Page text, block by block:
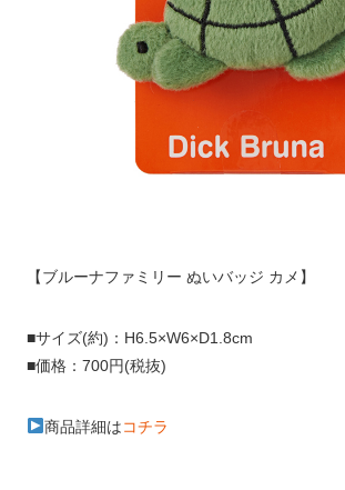
【ブルーナファミリー ぬいバッジ カメ】
■サイズ(約)：H6.5×W6×D1.8cm
■価格：700円(税抜)
商品詳細はコチラ